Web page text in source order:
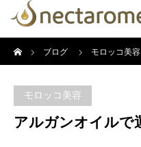
ブログ
モロッコ美容
モロッコ美容
アルガンオイルで